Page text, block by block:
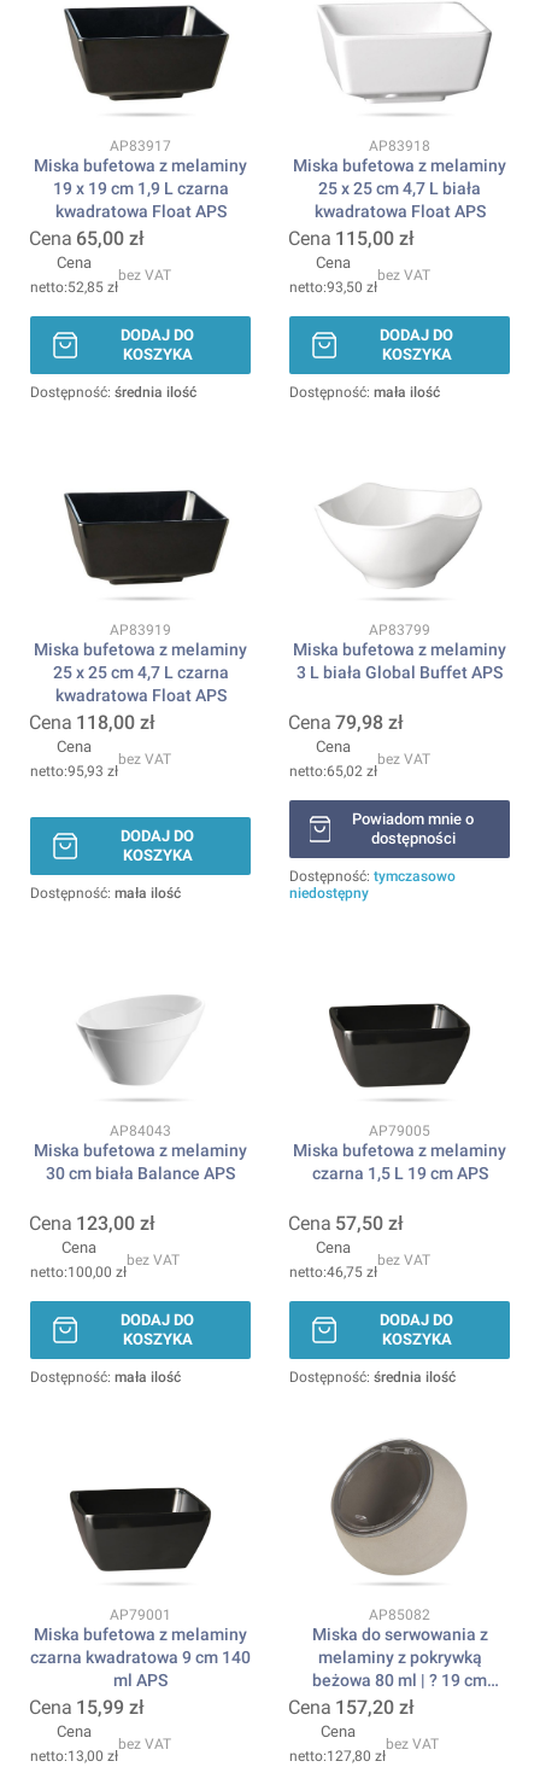
Kod produktu
AP83917
Miska bufetowa z melaminy
19 x 19 cm 1,9 L czarna
kwadratowa Float APS
Cena 65,00 zł
Cena
52,85 zł
bez VAT
DODAJ DO
KOSZYKA
Dostępność: średnia ilość
Kod produktu
AP83918
Miska bufetowa z melaminy
25 x 25 cm 4,7 L biała
kwadratowa Float APS
Cena 115,00 zł
Cena
93,50 zł
bez VAT
DODAJ DO
KOSZYKA
Dostępność: mała ilość
Kod produktu
AP83919
Miska bufetowa z melaminy
25 x 25 cm 4,7 L czarna
kwadratowa Float APS
Cena 118,00 zł
Cena
95,93 zł
bez VAT
DODAJ DO
KOSZYKA
Dostępność: mała ilość
Kod produktu
AP83799
Miska bufetowa z melaminy
3 L biała Global Buffet APS
Cena 79,98 zł
Cena
65,02 zł
bez VAT
Powiadom mnie o
dostępności
Dostępność: tymczasowo
niedostępny
Kod produktu
AP84043
Miska bufetowa z melaminy
30 cm biała Balance APS
Cena 123,00 zł
Cena
100,00 zł
bez VAT
DODAJ DO
KOSZYKA
Dostępność: mała ilość
Kod produktu
AP79005
Miska bufetowa z melaminy
czarna 1,5 L 19 cm APS
Cena 57,50 zł
Cena
46,75 zł
bez VAT
DODAJ DO
KOSZYKA
Dostępność: średnia ilość
Kod produktu
AP79001
Miska bufetowa z melaminy
czarna kwadratowa 9 cm 140
ml APS
Cena 15,99 zł
Cena
13,00 zł
bez VAT
Kod produktu
AP85082
Miska do serwowania z
melaminy z pokrywką
beżowa 80 ml | ? 19 cm
Moon APS
Cena 157,20 zł
Cena
127,80 zł
bez VAT